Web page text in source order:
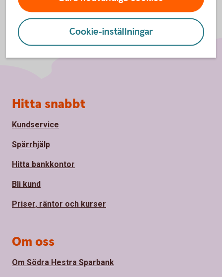
Cookie-inställningar
Sidfot
Hitta snabbt
Kundservice
Spärrhjälp
Hitta bankkontor
Bli kund
Priser, räntor och kurser
Om oss
Om Södra Hestra Sparbank